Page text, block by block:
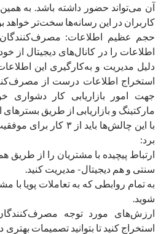
آن می‌تواند حضور داشته باشد. به
کاربران در این رسانه‌ها سخت‌تر خواهد
حجم عظیم اطلاعات: مصرف‌کنندگان
اطلاعات را در کانال‌های دیجیتال از
دلیل مدیریت و به‌کارگیری این
استخراج اطلاعات درست از
جهت امور بازاریابی کار دشواری
مارکتینگ و بازاریابی از طریق بسترهای
با این چالش‌ها باید از
برد:
ارتباط پیچیده با مشتریان را از طریق
سنتی و هم دیجیتال- مدیریت کنید.
به تمام روابطی که به تعاملات پویا
شوید.
ارزش‌های مورد توجه
استخراج کنید تا بتوانید تصمیمات